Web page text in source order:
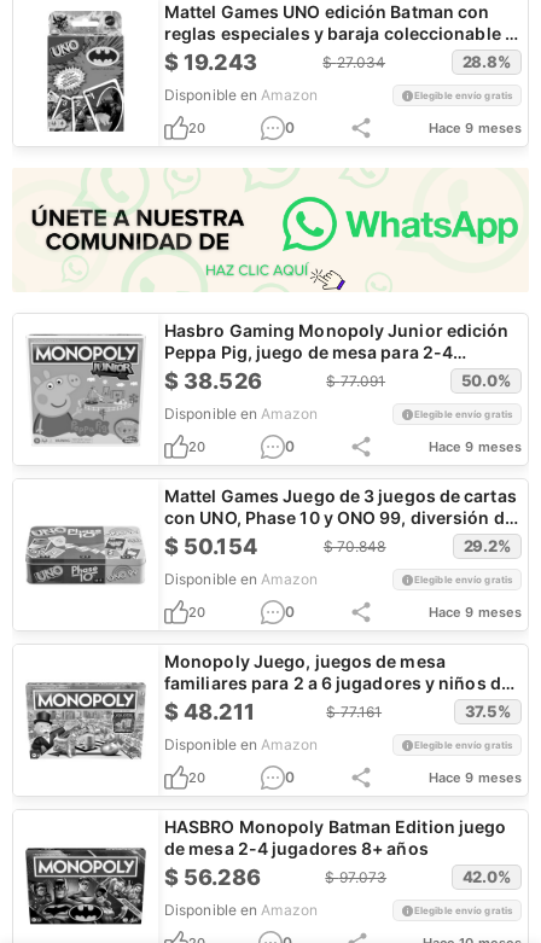
Mattel Games UNO edición Batman con
reglas especiales y baraja coleccionable -
¡Oferta Relámpago!
$19.243 $27.034 28.8%
Disponible en Amazon Elegible envío gratis
20 0 Hace 9 meses
Hasbro Gaming Monopoly Junior edición
Peppa Pig, juego de mesa para 2-4
jugadores - ¡Oferta Relámpago!
$ 38.526 $77.091 50.0%
Disponible en Amazon Elegible envío gratis
20 0 Hace 9 meses
Mattel Games Juego de 3 juegos de cartas
con UNO, Phase 10 y ONO 99, diversión de
viaje para niños y noches familiares con
caja de lata de almacenamiento (exclusivo
de Amazon)
$ 50.154 $70.848 29.2%
Disponible en Amazon Elegible envío gratis
20 0 Hace 9 meses
Monopoly Juego, juegos de mesa
familiares para 2 a 6 jugadores y niños de
8 años en adelante, incluye 8 fichas
(edición de token vote)
$48.211 $77.161 37.5%
Disponible en Amazon Elegible envío gratis
20 0 Hace 9 meses
HASBRO Monopoly Batman Edition juego
de mesa 2-4 jugadores 8+ años
$ 56.286 $97.073 42.0%
Disponible en Amazon Elegible envío gratis